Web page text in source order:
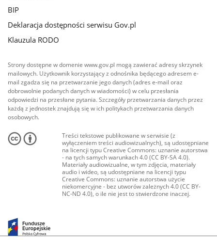
BIP
Deklaracja dostępności serwisu Gov.pl
Klauzula RODO
Strony dostępne w domenie www.gov.pl mogą zawierać adresy skrzynek
mailowych. Użytkownik korzystający z odnośnika będącego adresem e-
mail zgadza się na przetwarzanie jego danych (adres e-mail oraz
dobrowolnie podanych danych w wiadomości) w celu przesłania
odpowiedzi na przesłane pytania. Szczegóły przetwarzania danych przez
każdą z jednostek znajdują się w ich politykach przetwarzania danych
osobowych.
Treści tekstowe publikowane w serwisie (z
wyłączeniem treści audiowizualnych), są udostępniane
na licencji typu Creative Commons: uznanie autorstwa
- na tych samych warunkach 4.0 (CC BY-SA 4.0).
Materiały audiowizualne, w tym zdjęcia, materiały
audio i wideo, są udostępniane na licencji typu
Creative Commons: uznanie autorstwa użycie
niekomercyjne - bez utworów zależnych 4.0 (CC BY-
NC-ND 4.0), o ile nie jest to stwierdzone inaczej.